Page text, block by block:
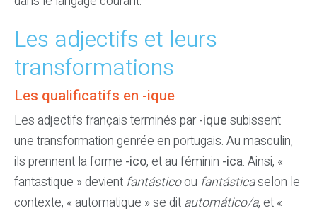
Les adjectifs et leurs
transformations
Les qualificatifs en -ique
Les adjectifs français terminés par-ique subissent
une transformation genrée en portugais. Au masculin,
ils prennent la forme -ico, et au féminin -ica. Ainsi, «
fantastique » devient fantásticoou fantásticaselon le
contexte, « automatique » se dit automático/a, et «